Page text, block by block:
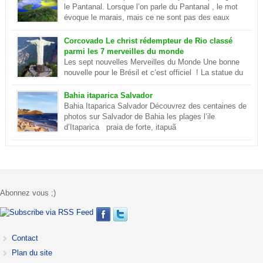
le Pantanal. Lorsque l’on parle du Pantanal , le mot
évoque le marais, mais ce ne sont pas des eaux
dans le Pantanal Le Pantanal est un paradis sur terre, c’est aussi
le plus grand delta […]
Corcovado Le christ rédempteur de Rio classé
parmi les 7 merveilles du monde
Les sept nouvelles Merveilles du Monde Une bonne
nouvelle pour le Brésil et c’est officiel ! La statue du
merveilles du monde . Ce sont environ cent millions d’internautes
qui les ont choisies lors d’un concours. En savoir plus sur le
Corcovado
Bahia itaparica Salvador
Bahia Itaparica Salvador Découvrez des centaines de
photos sur Salvador de Bahia les plages l’ile
d’Itaparica praia de forte, itapuã
Abonnez vous ;)
Contact
Plan du site